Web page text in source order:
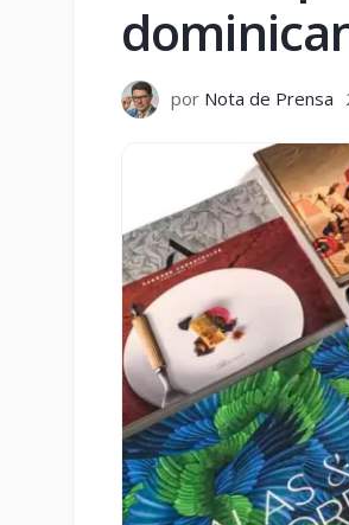
por Nota de Prensa